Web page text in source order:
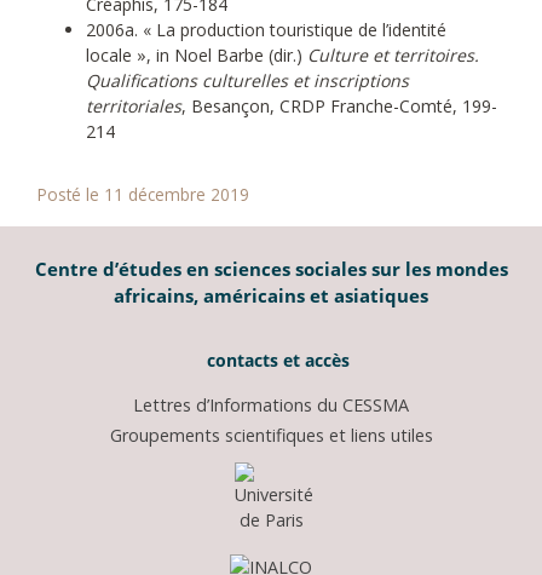
2006a. « La production touristique de l’identité
locale », in Noel Barbe (dir.) Culture et territoires.
Qualifications culturelles et inscriptions
territoriales, Besançon, CRDP Franche-Comté, 199-
214
Posté le 11 décembre 2019
Centre d’études en sciences sociales sur les mondes
africains, américains et asiatiques
contacts et accès
Lettres d’Informations du CESSMA
Groupements scientifiques et liens utiles